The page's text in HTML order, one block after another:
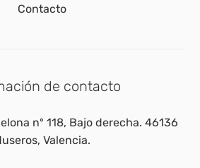
Contacto
de contacto
nº 118, Bajo derecha. 46136
Valencia.